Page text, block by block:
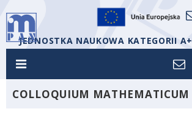
JEDNOSTKA NAUKOWA KATEGORII A+
COLLOQUIUM MATHEMATICUM